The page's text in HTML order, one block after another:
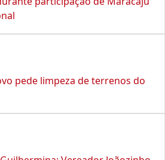
pede limpeza de terrenos do